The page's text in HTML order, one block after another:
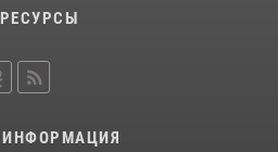
пресекли
местной жительницы,
ИНФОРМАЦИЯ